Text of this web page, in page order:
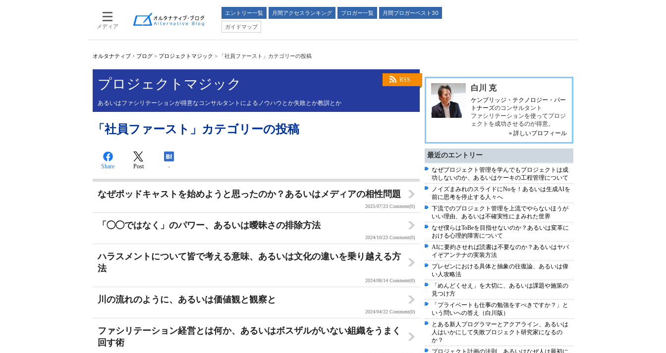
メディア
エントリー一覧 月間アクセスランキング ブロガー一覧
月間ブロガーベスト30
ガイドマップ
オルタナティブ・ブログ > プロジェクトマジック > 「社員ファースト」カテゴリーの投稿
RSS
プロジェクトマジック
あるいはファシリテーションが得意なコンサルタントによるノウハウとか失敗とか教訓とか
「社員ファースト」カテゴリーの投稿
Share Post -
なぜポッドキャストを始めようと思ったのか？あるいはメディアの相性問題
2025/07/23 Comment(0)
「◯◯ではなく」のパワー、あるいは曖昧さの排除方法
2024/10/23 Comment(0)
ハラスメントについて皆で考える意味、あるいは文化の違いを乗り越える方
法
2024/08/14 Comment(0)
川の流れのように、あるいは価値観と観察と
2024/04/22 Comment(0)
ファシリテーション経営とは何か、あるいはボスザルがいない組織をうまく
回す術
白川 克
ケンブリッジ・テクノロジー・パー
トナーズのコンサルタント
ファシリテーションを使ってプロジ
ェクトを成功させるのが得意。
» 詳しいプロフィール
最近のエントリー
なぜプロジェクト管理を学んでもプロジェクトは成
功しないのか、あるいはケーキの工程管理について
ノイズまみれのスライドにNoを！あるいは生成AIを
前に思考を停止する人々へ
下流でのプロジェクト管理を上流でやらないほうが
いい理由、あるいは不確実性にまみれた世界
なぜ僕らはToBeを目指せないのか？あるいは変革に
おける心理的障害について
AIに要約させれば読書は不要なのか？あるいはヤバ
イぞアンテナの実装方法
プレゼンにおける具体と抽象の往復論、あるいは偉
い人攻略法
「めんどくせえ」を大切に、あるいは課題や施策の
見つけ方
「プライベートも仕事の勉強をすべきですか？」と
いう問いへの答え（白川版）
とある新人プログラマーとアクアライン、あるいは
人はいかにして失敗プロジェクト研究家になるの
か？
プロジェクト計画の法則、あるいはなぜ人は最初に